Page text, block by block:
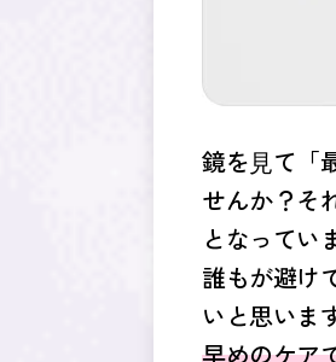
鏡を⾒て「
せんか？そ
となってい
誰もが避け
いと思いま
早めのケア